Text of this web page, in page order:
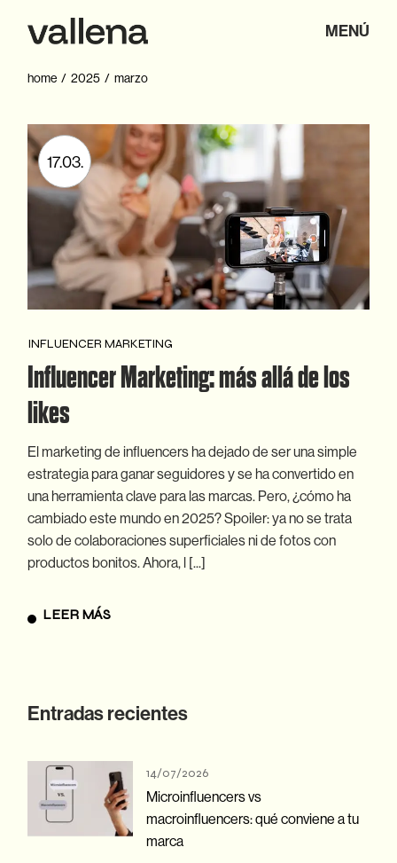
content
MENÚ
home 2025 marzo
17.03.
INFLUENCER MARKETING
Influencer Marketing: más allá de los
likes
El marketing de influencers ha dejado de ser una simple
estrategia para ganar seguidores y se ha convertido en
una herramienta clave para las marcas. Pero, ¿cómo ha
cambiado este mundo en 2025? Spoiler: ya no se trata
solo de colaboraciones superficiales ni de fotos con
productos bonitos. Ahora, l [...]
LEER MÁS
Entradas recientes
14/07/2026
Microinfluencers vs
macroinfluencers: qué conviene a tu
marca